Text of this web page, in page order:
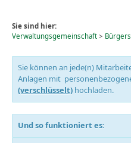
Sie sind hier:
Verwaltungsgemeinschaft>
Sie können an jede(n)
Anlagen mit
(verschlüsselt) hochladen.
Und so funktioniert es: